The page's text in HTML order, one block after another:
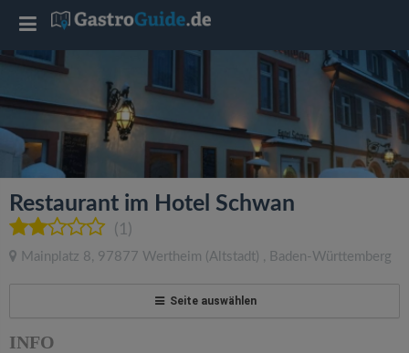
Restaurant im Hotel Schwan
(1)
Mainplatz 8, 97877 Wertheim (Altstadt) , Baden-Württemberg
Seite auswählen
INFO
T
o
g
l
e